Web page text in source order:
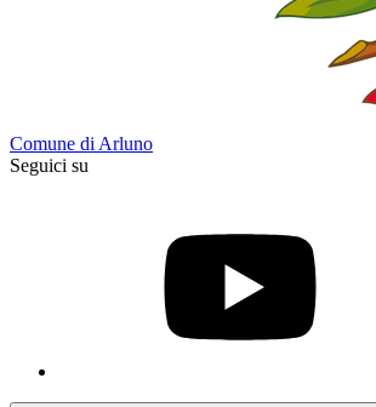
Comune di Arluno
Seguici su